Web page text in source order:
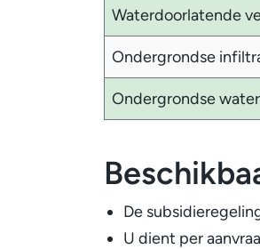
Waterdoorlatende
Ondergrondse
Ondergrondse
De
U dient per